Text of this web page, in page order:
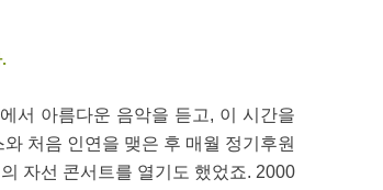
서 아름다운 음악을 듣고, 이 시간을
처음 인연을 맺은 후 매월 정기후원
자선 콘서트를 열기도 했었죠. 2000